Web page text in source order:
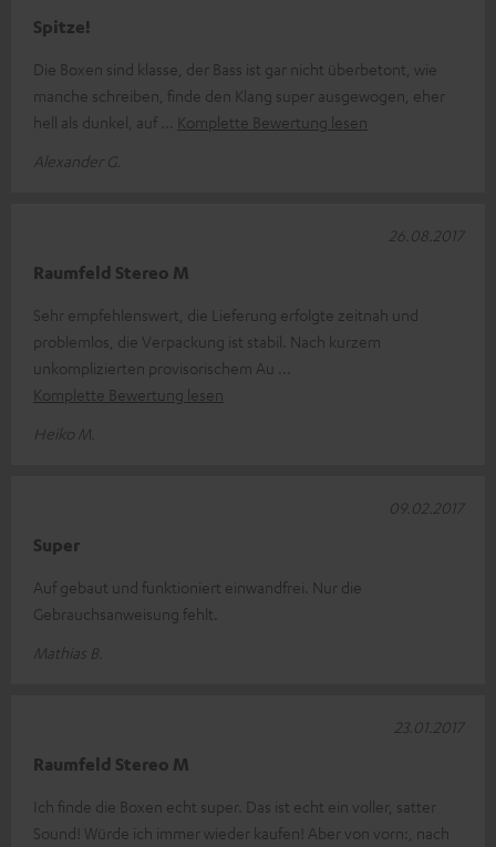
Spitze!
Die Boxen sind klasse, der Bass ist gar nicht überbetont, wie
manche schreiben, finde den Klang super ausgewogen, eher
hell als dunkel, auf
Komplette Bewertung lesen
Alexander G.
Raumfeld Stereo M
Sehr empfehlenswert, die Lieferung erfolgte zeitnah und
problemlos, die Verpackung ist stabil. Nach kurzem
unkomplizierten provisorischem Au
Komplette Bewertung lesen
Heiko M.
26.08.2017
Super
Auf gebaut und funktioniert einwandfrei. Nur die
Gebrauchsanweisung fehlt.
Mathias B.
09.02.2017
Raumfeld Stereo M
Ich finde die Boxen echt super. Das ist echt ein voller, satter
Sound! Würde ich immer wieder kaufen! Aber von vorn:, nach
23.01.2017